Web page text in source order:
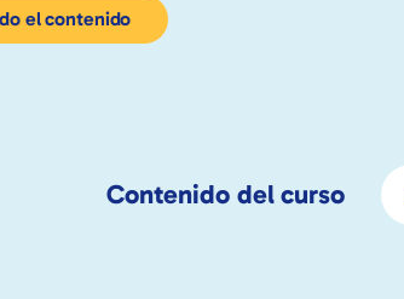
el contenido
Contenido del curso